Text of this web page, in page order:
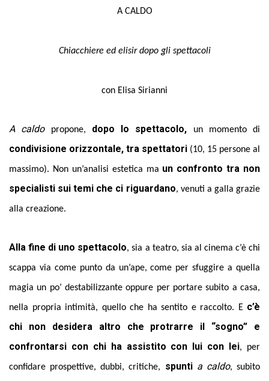
A CALDO
Chiacchiere ed elisir dopo gli spettacoli
con Elisa Sirianni
A caldo propone, dopo lo spettacolo, un momento di
condivisione orizzontale, tra spettatori (10, 15 persone al
massimo). Non un’analisi estetica ma un confronto tra non
specialisti sui temi che ci riguardano, venuti a galla grazie
alla creazione.
Alla fine di uno spettacolo, sia a teatro, sia al cinema c’è chi
scappa via come punto da un’ape, come per sfuggire a quella
magia un po’ destabilizzante oppure per portare subito a casa,
nella propria intimità, quello che ha sentito e raccolto. E c’è
chi non desidera altro che protrarre il “sogno” e
confrontarsi con chi ha assistito con lui con lei, per
confidare prospettive, dubbi, critiche, spunti a caldo, subito